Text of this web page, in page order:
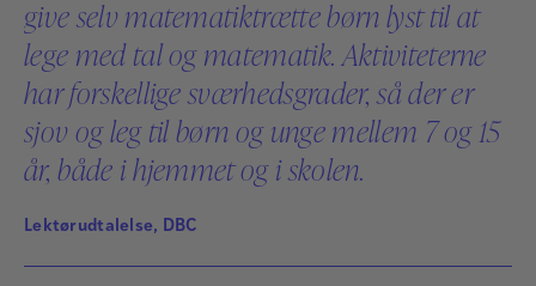
give selv matematiktrætte børn lyst til at
lege med tal og matematik. Aktiviteterne
har forskellige sværhedsgrader, så der er
sjov og leg til børn og unge mellem 7 og 15
år, både i hjemmet og i skolen.
Lektørudtalelse, DBC